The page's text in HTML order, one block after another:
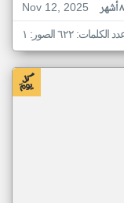
Nov 12, 2025
الكلمات: ٦٢٢ الصور: ١